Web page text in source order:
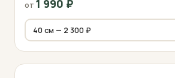
от 1 990 ₽